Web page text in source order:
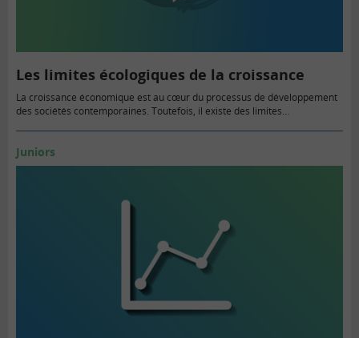
Les limites écologiques de la croissance
La croissance économique est au cœur du processus de développement
des sociétés contemporaines. Toutefois, il existe des limites…
Juniors